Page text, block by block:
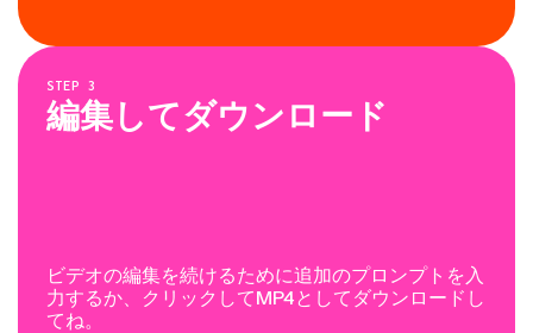
STEP 3
編集してダウンロード
ビデオの編集を続けるために追加のプロンプトを入
力するか、クリックしてMP4としてダウンロードし
てね。